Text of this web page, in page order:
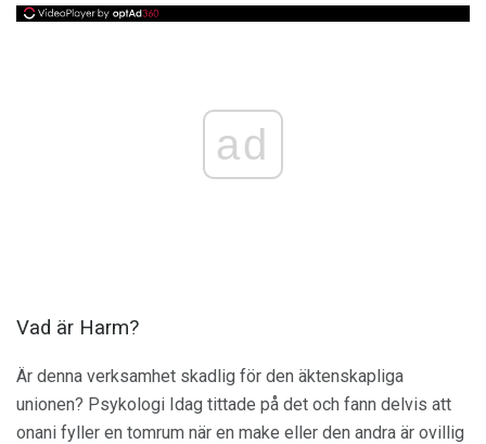
ad
Vad är Harm?
Är denna verksamhet skadlig för den äktenskapliga
unionen? Psykologi Idag tittade på det och fann delvis att
onani fyller en tomrum när en make eller den andra är ovillig